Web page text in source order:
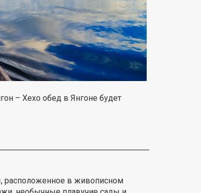
– Хехо обед в Янгоне будет
расположенное в живописном